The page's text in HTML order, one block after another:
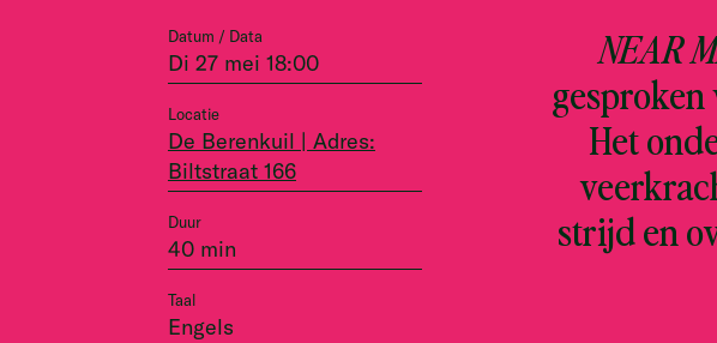
Datum / Data
Di 27 mei 18:00
Locatie
De Berenkuil | Adres:
Biltstraat 166
Duur
40 min
Taal
Engels
NEAR
Het
strijd en